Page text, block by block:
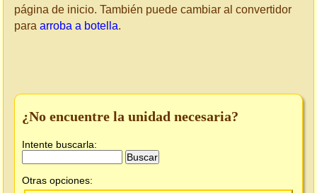
página de inicio. También puede cambiar al convertidor
para arroba a botella.
¿No encuentre la unidad necesaria?
Intente buscarla:
Otras opciones: